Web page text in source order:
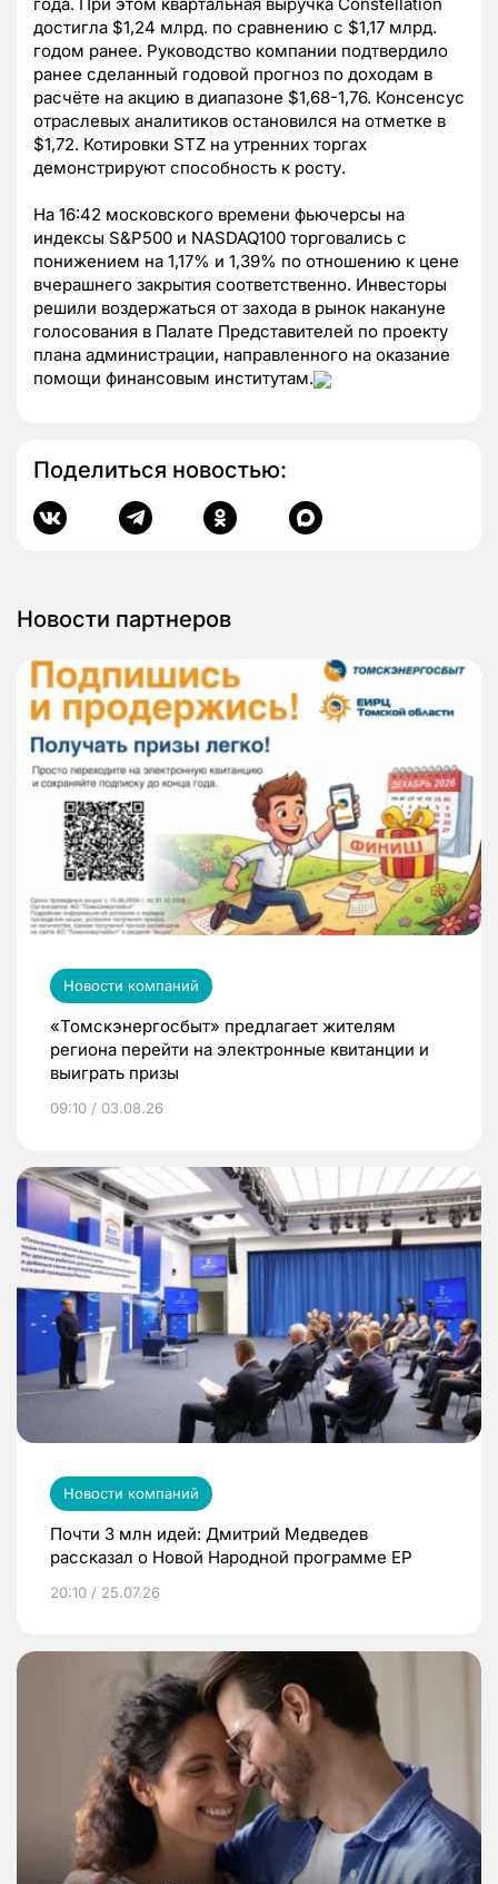
года. При этом квартальная выручка Constellation
достигла $1,24 млрд. по сравнению с $1,17 млрд.
годом ранее. Руководство компании подтвердило
ранее сделанный годовой прогноз по доходам в
расчёте на акцию в диапазоне $1,68-1,76. Консенсус
отраслевых аналитиков остановился на отметке в
$1,72. Котировки STZ на утренних торгах
демонстрируют способность к росту.
На 16:42 московского времени фьючерсы на
индексы S&P500 и NASDAQ100 торговались с
понижением на 1,17% и 1,39% по отношению к цене
вчерашнего закрытия соответственно. Инвесторы
решили воздержаться от захода в рынок накануне
голосования в Палате Представителей по проекту
плана администрации, направленного на оказание
помощи финансовым институтам.
Поделиться новостью:
Новости партнеров
Новости компаний
«Томскэнергосбыт» предлагает жителям
региона перейти на электронные квитанции и
выиграть призы
09:10 / 03.08.26
Новости компаний
Почти 3 млн идей: Дмитрий Медведев
рассказал о Новой Народной программе ЕР
20:10 / 25.07.26